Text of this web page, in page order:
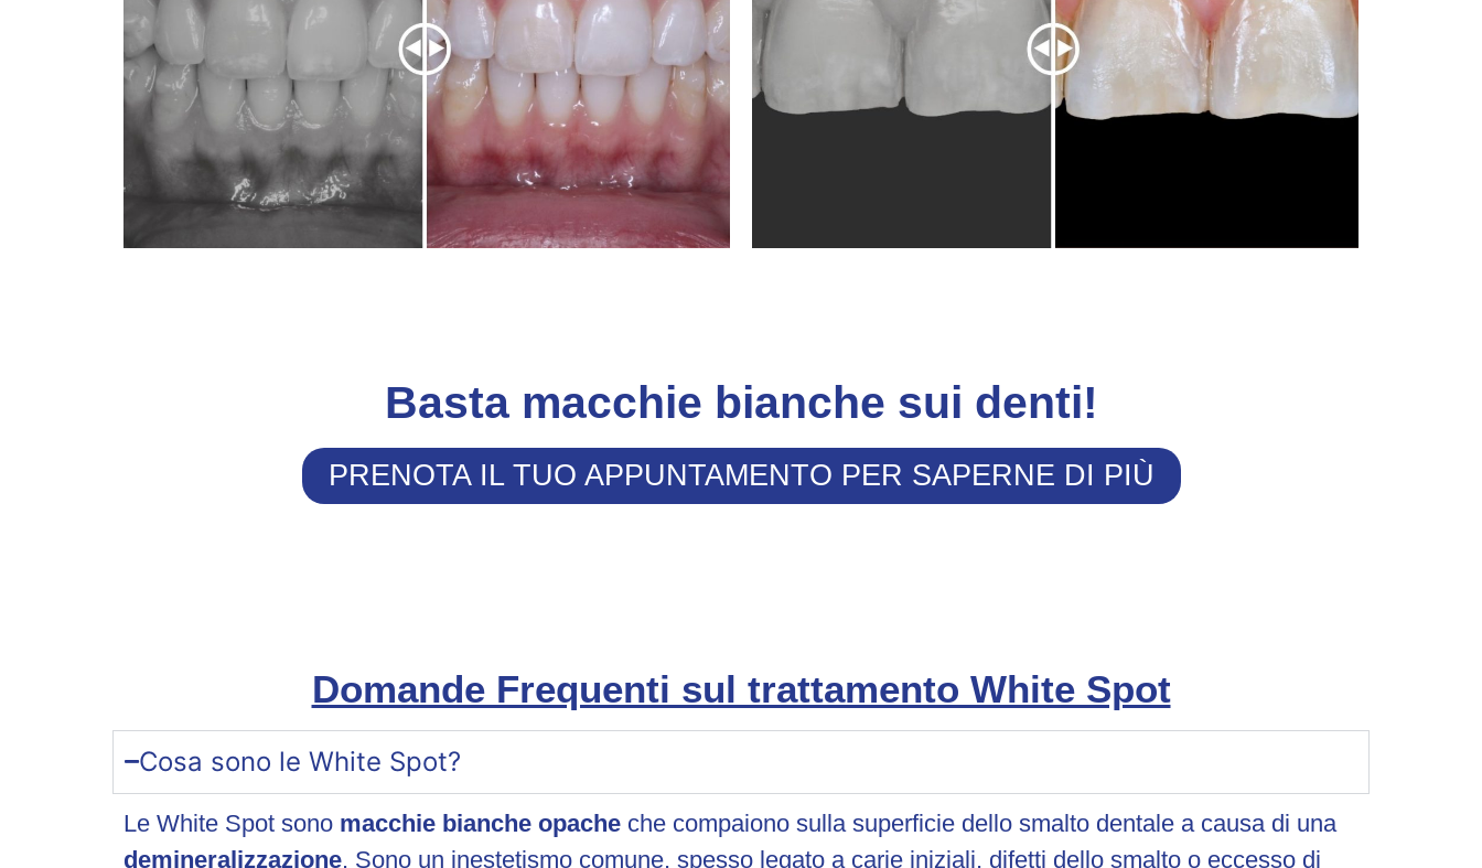
Basta macchie bianche sui denti!
PRENOTA IL TUO APPUNTAMENTO PER SAPERNE DI PIÙ
Domande Frequenti sul trattamento White Spot
Cosa sono le White Spot?
Le White Spot sono macchie bianche opache che compaiono sulla superficie dello smalto dentale a causa di una
demineralizzazione. Sono un inestetismo comune, spesso legato a carie iniziali, difetti dello smalto o eccesso di